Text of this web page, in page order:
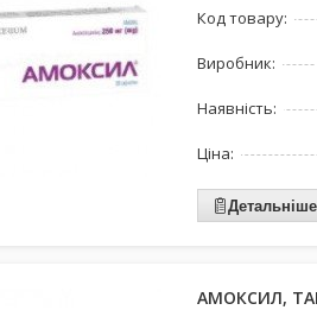
Код товару:
Виробник:
Наявність:
Ціна:
Детальніше
АМОКСИЛ,